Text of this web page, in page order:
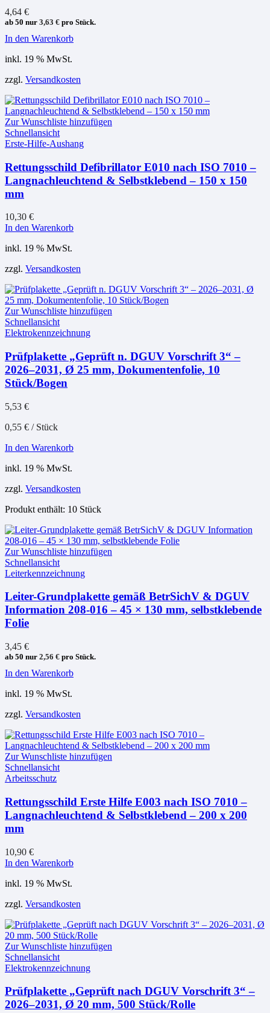
4,64 €
ab 50 nur 3,63 € pro Stück.
In den Warenkorb
inkl. 19 % MwSt.
zzgl. Versandkosten
Zur Wunschliste hinzufügen
Schnellansicht
Erste-Hilfe-Aushang
Rettungsschild Defibrillator E010 nach ISO 7010 –
Langnachleuchtend & Selbstklebend – 150 x 150
mm
10,30 €
In den Warenkorb
inkl. 19 % MwSt.
zzgl. Versandkosten
Zur Wunschliste hinzufügen
Schnellansicht
Elektrokennzeichnung
Prüfplakette „Geprüft n. DGUV Vorschrift 3“ –
2026–2031, Ø 25 mm, Dokumentenfolie, 10
Stück/Bogen
5,53 €
0,55 € / Stück
In den Warenkorb
inkl. 19 % MwSt.
zzgl. Versandkosten
Produkt enthält: 10 Stück
Zur Wunschliste hinzufügen
Schnellansicht
Leiterkennzeichnung
Leiter-Grundplakette gemäß BetrSichV & DGUV
Information 208-016 – 45 × 130 mm, selbstklebende
Folie
3,45 €
ab 50 nur 2,56 € pro Stück.
In den Warenkorb
inkl. 19 % MwSt.
zzgl. Versandkosten
Zur Wunschliste hinzufügen
Schnellansicht
Arbeitsschutz
Rettungsschild Erste Hilfe E003 nach ISO 7010 –
Langnachleuchtend & Selbstklebend – 200 x 200
mm
10,90 €
In den Warenkorb
inkl. 19 % MwSt.
zzgl. Versandkosten
Zur Wunschliste hinzufügen
Schnellansicht
Elektrokennzeichnung
Prüfplakette „Geprüft nach DGUV Vorschrift 3“ –
2026–2031, Ø 20 mm, 500 Stück/Rolle